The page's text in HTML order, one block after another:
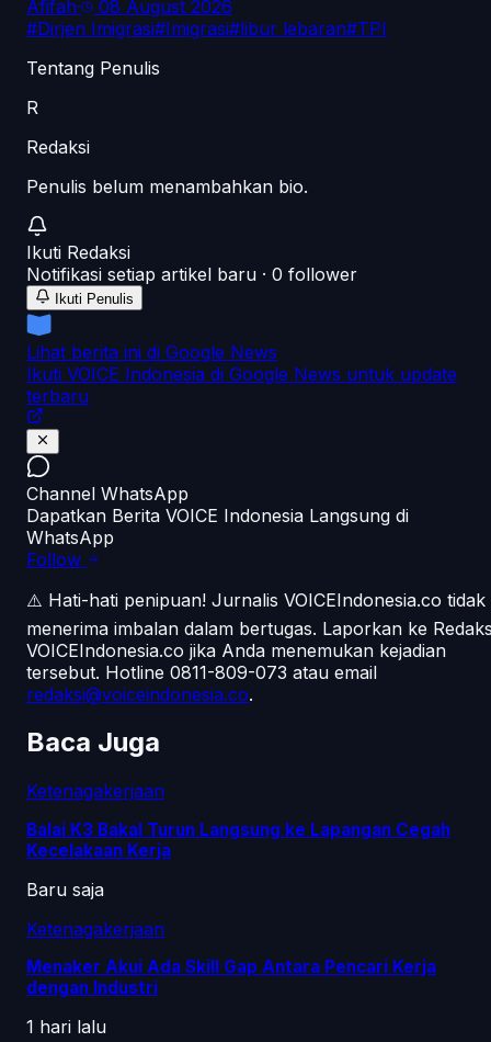
Afifah·
08 August 2026
#Dirjen Imigrasi#Imigrasi#libur lebaran#TPI
Tentang Penulis
R
Redaksi
Penulis belum menambahkan bio.
Ikuti Redaksi
Notifikasi setiap artikel baru · 0 follower
Ikuti Penulis
Lihat berita ini di Google News
Ikuti VOICE Indonesia di Google News untuk update
terbaru
Channel WhatsApp
Dapatkan Berita VOICE Indonesia Langsung di
WhatsApp
Follow
⚠️ Hati-hati penipuan! Jurnalis VOICEIndonesia.co tidak
menerima imbalan dalam bertugas. Laporkan ke
VOICEIndonesia.co jika Anda menemukan kejadian
tersebut. Hotline 0811-809-073 atau email
redaksi@voiceindonesia.co.
Baca Juga
Ketenagakerjaan
Balai K3 Bakal Turun Langsung ke Lapangan Cegah
Kecelakaan Kerja
Baru saja
Ketenagakerjaan
Menaker Akui Ada Skill Gap Antara Pencari Kerja
dengan Industri
1 hari lalu